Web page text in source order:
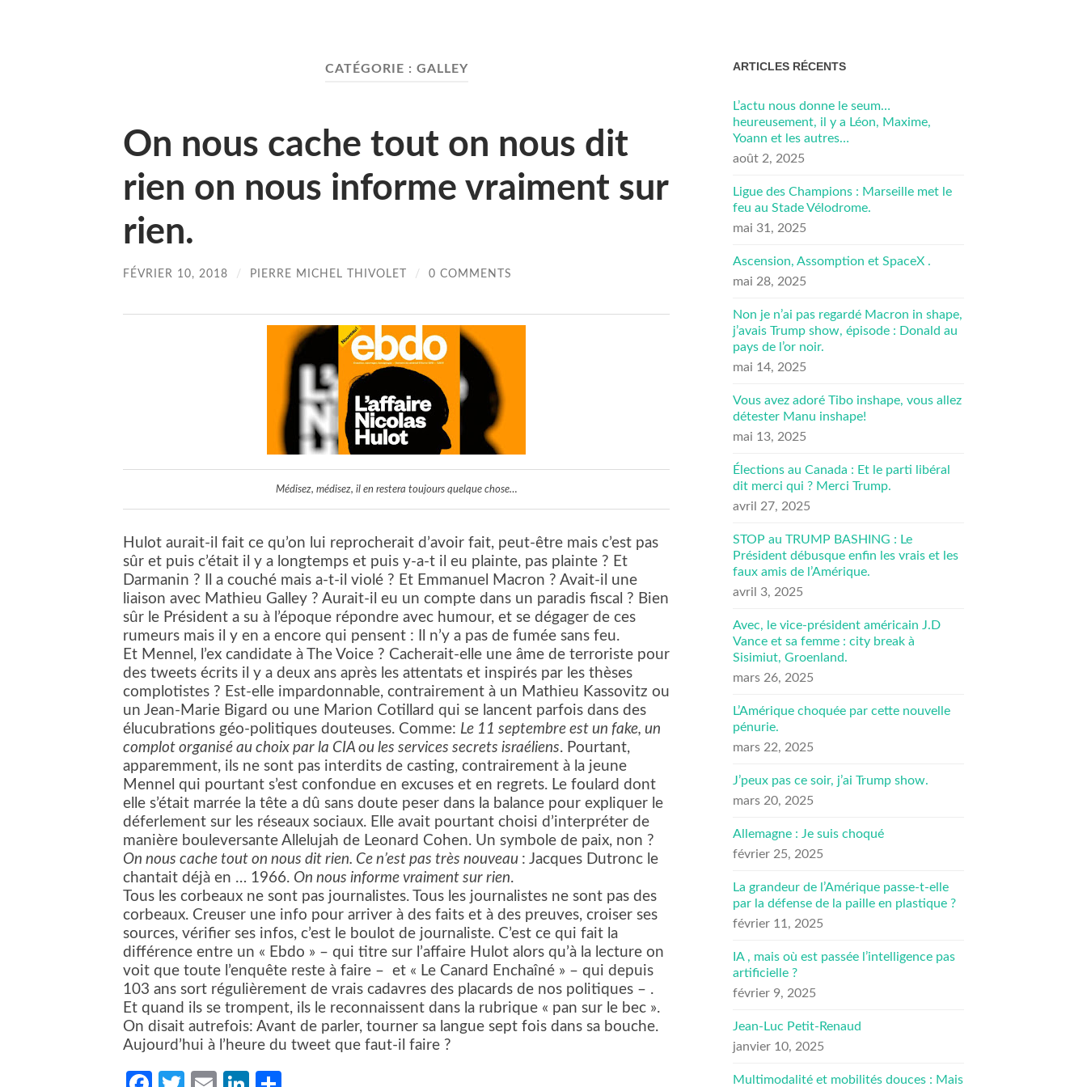
CATÉGORIE : GALLEY
On nous cache tout on nous dit
rien on nous informe vraiment sur
rien.
FÉVRIER 10, 2018 / PIERRE MICHEL THIVOLET / 0 COMMENTS
Médisez, médisez, il en restera toujours quelque chose…
Hulot aurait-il fait ce qu’on lui reprocherait d’avoir fait, peut-être mais c’est pas
sûr et puis c’était il y a longtemps et puis y-a-t il eu plainte, pas plainte ? Et
Darmanin ? Il a couché mais a-t-il violé ? Et Emmanuel Macron ? Avait-il une
liaison avec Mathieu Galley ? Aurait-il eu un compte dans un paradis fiscal ? Bien
sûr le Président a su à l’époque répondre avec humour, et se dégager de ces
rumeurs mais il y en a encore qui pensent : Il n’y a pas de fumée sans feu.
Et Mennel, l’ex candidate à The Voice ? Cacherait-elle une âme de terroriste pour
des tweets écrits il y a deux ans après les attentats et inspirés par les thèses
complotistes ? Est-elle impardonnable, contrairement à un Mathieu Kassovitz ou
un Jean-Marie Bigard ou une Marion Cotillard qui se lancent parfois dans des
élucubrations géo-politiques douteuses. Comme: Le 11 septembre est un fake, un
complot organisé au choix par la CIA ou les services secrets israéliens. Pourtant,
apparemment, ils ne sont pas interdits de casting, contrairement à la jeune
Mennel qui pourtant s’est confondue en excuses et en regrets. Le foulard dont
elle s’était marrée la tête a dû sans doute peser dans la balance pour expliquer le
déferlement sur les réseaux sociaux. Elle avait pourtant choisi d’interpréter de
manière bouleversante Allelujah de Leonard Cohen. Un symbole de paix, non ?
On nous cache tout on nous dit rien. Ce n’est pas très nouveau : Jacques Dutronc le
chantait déjà en … 1966. On nous informe vraiment sur rien.
Tous les corbeaux ne sont pas journalistes. Tous les journalistes ne sont pas des
corbeaux. Creuser une info pour arriver à des faits et à des preuves, croiser ses
sources, vérifier ses infos, c’est le boulot de journaliste. C’est ce qui fait la
différence entre un « Ebdo » – qui titre sur l’affaire Hulot alors qu’à la lecture on
voit que toute l’enquête reste à faire – et « Le Canard Enchaîné » – qui depuis
103 ans sort régulièrement de vrais cadavres des placards de nos politiques – .
Et quand ils se trompent, ils le reconnaissent dans la rubrique « pan sur le bec ».
On disait autrefois: Avant de parler, tourner sa langue sept fois dans sa bouche.
Aujourd’hui à l’heure du tweet que faut-il faire ?
ARTICLES RÉCENTS
L’actu nous donne le seum…
heureusement, il y a Léon, Maxime,
Yoann et les autres…
août 2, 2025
Ligue des Champions : Marseille met le
feu au Stade Vélodrome.
mai 31, 2025
Ascension, Assomption et SpaceX .
mai 28, 2025
Non je n’ai pas regardé Macron in shape,
j’avais Trump show, épisode : Donald au
pays de l’or noir.
mai 14, 2025
Vous avez adoré Tibo inshape, vous allez
détester Manu inshape!
mai 13, 2025
Élections au Canada : Et le parti libéral
dit merci qui ? Merci Trump.
avril 27, 2025
STOP au TRUMP BASHING : Le
Président débusque enfin les vrais et les
faux amis de l’Amérique.
avril 3, 2025
Avec, le vice-président américain J.D
Vance et sa femme : city break à
Sisimiut, Groenland.
mars 26, 2025
L’Amérique choquée par cette nouvelle
pénurie.
mars 22, 2025
J’peux pas ce soir, j’ai Trump show.
mars 20, 2025
Allemagne : Je suis choqué
février 25, 2025
La grandeur de l’Amérique passe-t-elle
par la défense de la paille en plastique ?
février 11, 2025
IA , mais où est passée l’intelligence pas
artificielle ?
février 9, 2025
Jean-Luc Petit-Renaud
janvier 10, 2025
Multimodalité et mobilités douces : Mais